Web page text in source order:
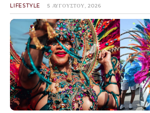
LIFESTYLE 5 ΑΥΓΟΎΣΤΟΥ, 2026